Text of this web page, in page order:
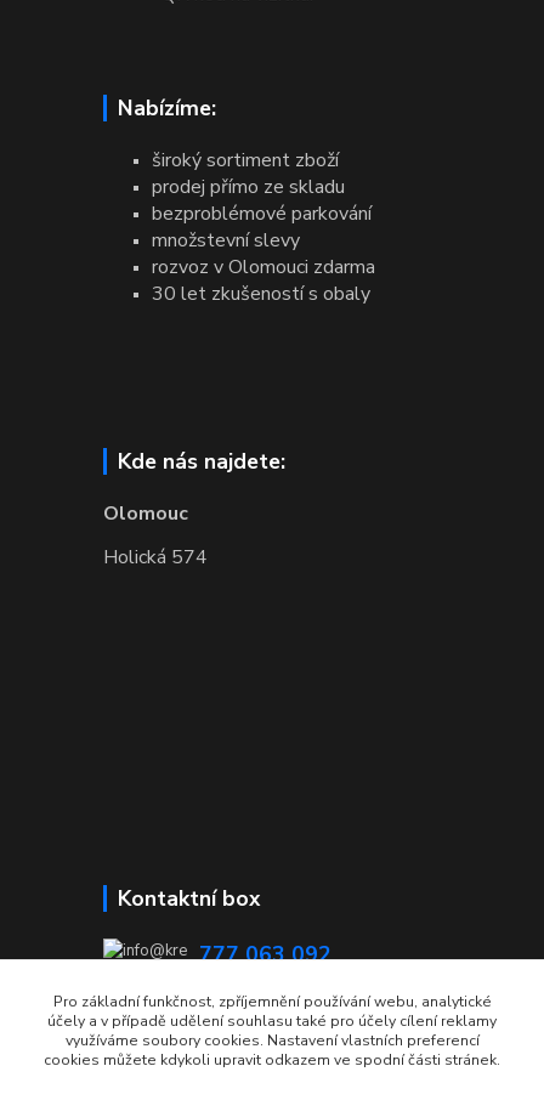
Nabízíme:
široký sortiment zboží
prodej přímo ze skladu
bezproblémové parkování
množstevní slevy
rozvoz v Olomouci zdarma
30 let zkušeností s obaly
Kde nás najdete:
Olomouc
Holická 574
Kontaktní box
777 063 092
info@krecmer.cz
Pro základní funkčnost, zpříjemnění používání webu, analytické
účely a v případě udělení souhlasu také pro účely cílení reklamy
využíváme soubory cookies. Nastavení vlastních preferencí
cookies můžete kdykoli upravit odkazem ve spodní části stránek.